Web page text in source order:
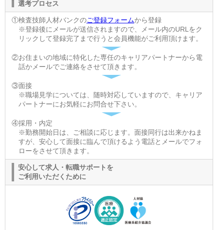
選考プロセス
①検査技師人材バンクのご登録フォームから登録
※登録後にメールが送信されますので、メール内のURLをク
リックして登録完了まで行うと会員機能がご利用頂けます。
②お住まいの地域に特化した専任のキャリアパートナーから電
話かメールでご連絡をさせて頂きます。
③面接
※職場見学については、随時対応していますので、キャリア
パートナーにお気軽にお問合せ下さい。
④採用・内定
※勤務開始日は、ご相談に応じます。面接同行は出来かねま
すが、安心して面接に臨んで頂けるよう電話とメールでフォ
ローをさせて頂きます。
安心して求人・転職サポートを
ご利用いただくために